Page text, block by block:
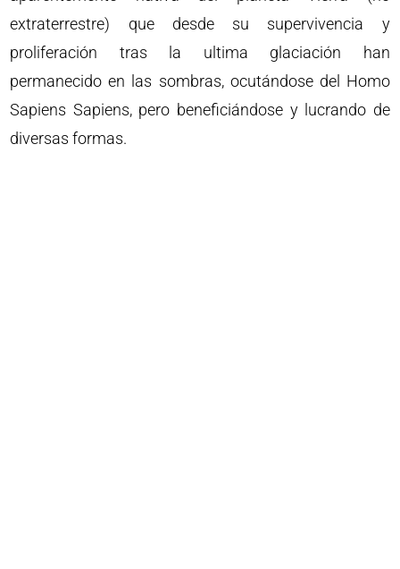
extraterrestre) que desde su supervivencia y
proliferación tras la ultima glaciación han
permanecido en las sombras, ocutándose del Homo
Sapiens Sapiens, pero beneficiándose y lucrando de
diversas formas.